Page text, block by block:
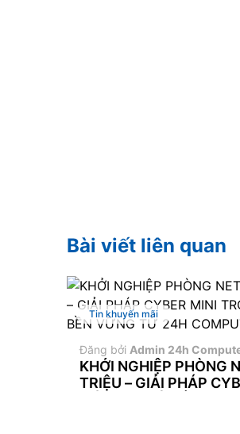
Bài viết liên quan
Tin khuyến mãi
Đăng bởi Admin 24h
KHỞI NGHIỆP PHÒNG
TRIỆU – GIẢI PHÁP